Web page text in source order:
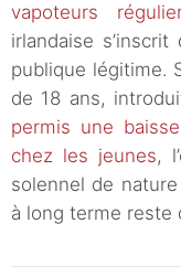
vapoteurs
irlandaise
publique légitime.
de 18 ans,
permis une
chez les jeunes,
solennel de
à long terme reste